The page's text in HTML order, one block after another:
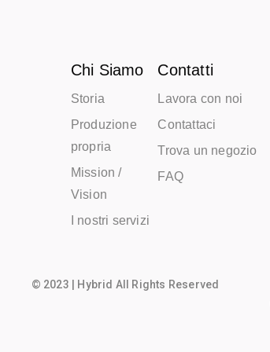
Chi Siamo
Storia
Produzione
propria
Mission /
Vision
I nostri servizi
Contatti
Lavora con noi
Contattaci
Trova un negozio
FAQ
© 2023 | Hybrid All Rights Reserved